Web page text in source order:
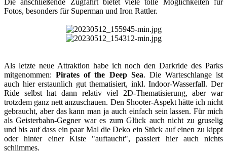
Die anschließende Zugfahrt bietet viele tolle Möglichkeiten für
Fotos, besonders für Superman und Iron Rattler.
Als letzte neue Attraktion habe ich noch den Darkride des Parks
mitgenommen:Pirates of the Deep Sea. Die Warteschlange ist
auch hier erstaunlich gut thematisiert, inkl. Indoor-Wasserfall. Der
Ride selbst hat dann relativ viel 2D-Thematisierung, aber war
trotzdem ganz nett anzuschauen. Den Shooter-Aspekt hätte ich nicht
gebraucht, aber das kann man ja auch einfach sein lassen. Für mich
als Geisterbahn-Gegner war es zum Glück auch nicht zu gruselig
und bis auf dass ein paar Mal die Deko ein Stück auf einen zu kippt
oder hinter einer Kiste "auftaucht", passiert hier auch nichts
schlimmes.​